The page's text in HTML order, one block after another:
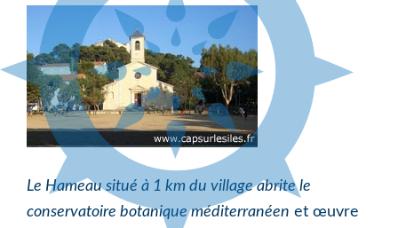
Le Hameau situé à 1 km du village abrite le
conservatoire botanique méditerranéen et œuvre